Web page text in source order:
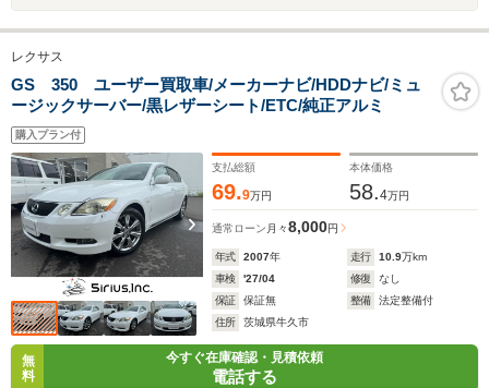
レクサス
GS 350 ユーザー買取車/メーカーナビ/HDDナビ/ミュ
ージックサーバー/黒レザーシート/ETC/純正アルミ
購入プラン付
支払総額
69.9万円
本体価格
58.4万円
通常ローン 月々8,000円
年式 2007年 走行 10.9万km
車検
'27/04 修復
なし
保証
保証無 整備
法定整備付
住所
茨城県牛久市
無
料
今すぐ在庫確認・見積依頼
電話する